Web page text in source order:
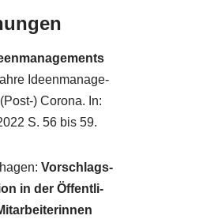
Ideen­ma­nage­
) Coro­na. In:
S. 56 bis 59.
Vor­schlags­
in der Öffent­li­